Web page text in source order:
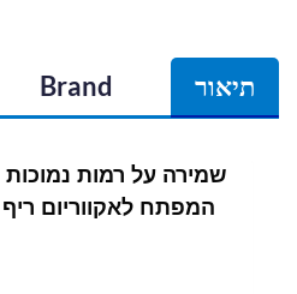
תיאור Brand
שמירה על רמות נמוכות
המפתח לאקווריום